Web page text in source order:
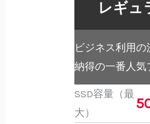
レギュ
ビジネス利用の
納得の一番人気
SSD容量（最
大）